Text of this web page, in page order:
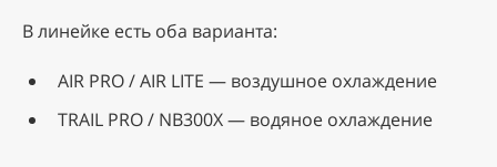
В линейке есть оба варианта:
AIR PRO / AIR LITE — воздушное охлаждение
TRAIL PRO / NB300X — водяное охлаждение